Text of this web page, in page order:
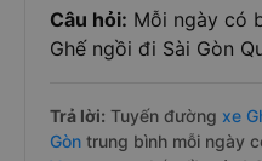
Câu hỏi: Mỗi ngày có
Ghế ngồi đi Sài Gòn
Trả lời: Tuyến đường xe
Gòn trung bình mỗi ngày